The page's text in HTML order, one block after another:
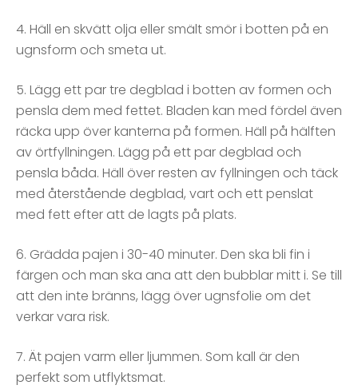
4. Häll en skvätt olja eller smält smör i botten på en
ugnsform och smeta ut.
5. Lägg ett par tre degblad i botten av formen och
pensla dem med fettet. Bladen kan med fördel även
räcka upp över kanterna på formen. Häll på hälften
av örtfyllningen. Lägg på ett par degblad och
pensla båda. Häll över resten av fyllningen och täck
med återstående degblad, vart och ett penslat
med fett efter att de lagts på plats.
6. Grädda pajen i 30-40 minuter. Den ska bli fin i
färgen och man ska ana att den bubblar mitt i. Se till
att den inte bränns, lägg över ugnsfolie om det
verkar vara risk.
7. Ät pajen varm eller ljummen. Som kall är den
perfekt som utflyktsmat.